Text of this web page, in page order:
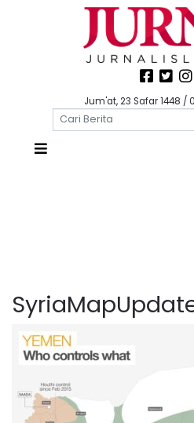
Jum'at, 23 Safar 1448 /